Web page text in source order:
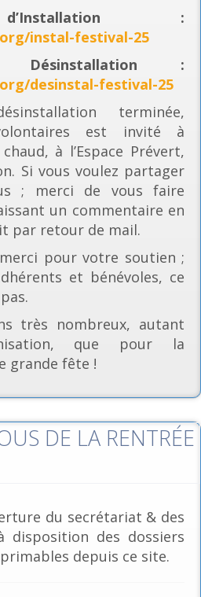
d’Installation :
instal-festival-25
Désinstallation :
desinstal-festival-25
terminée,
est invité à
à l’Espace Prévert,
Si vous voulez partager
; merci de vous faire
un commentaire en
par retour de mail.
merci pour votre soutien ;
et bénévoles, ce
très nombreux, autant
que pour la
grande fête !
DE LA RENTRÉE
du secrétariat & des
disposition des dossiers
depuis ce site.